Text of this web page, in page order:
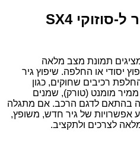
שיפוץ או החלפת גיר ל-סוזוקי SX4
מציגים תמונת מצב מלאה
יסודי או החלפה. שיפוץ גיר
רכיבים שחוקים, כגון
ממיר מומנט (טורק), שמנים
בהתאם לדגם הרכב. אם מתגלה
אפשרויות של גיר חדש, משופץ,
לצרכים ולתקציב.